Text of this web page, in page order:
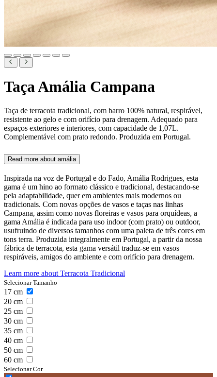
Taça Amália Campana
Taça de terracota tradicional, com barro 100% natural, respirável,
resistente ao gelo e com orifício para drenagem. Adequado para
espaços exteriores e interiores, com capacidade de 1,07L.
Complementável com prato redondo. Produzida em Portugal.
Read more about amália
Inspirada na voz de Portugal e do Fado, Amália Rodrigues, esta
gama é um hino ao formato clássico e tradicional, destacando-se
pela adaptabilidade, quer em ambientes mais modernos ou
tradicionais. Com novas opções de vasos e taças nas linhas
Campana, assim como novas floreiras e vasos para orquídeas, a
gama Amália é indicada para uso indoor (com prato) ou outdoor,
usufruindo de diversos tamanhos com uma paleta de três cores em
tons terra. Produzida integralmente em Portugal, a partir da nossa
fábrica de terracota, esta gama versátil traduz-se em vasos
respiráveis, amigos do ambiente e com orifício para drenagem.
Learn more about Terracota Tradicional
Selecionar Tamanho
17 cm
20 cm
25 cm
30 cm
35 cm
40 cm
50 cm
60 cm
Selecionar Cor